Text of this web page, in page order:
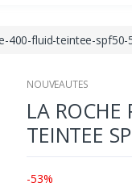
400-fluid-teintee-spf50-
NOUVEAUTES
LA ROCHE
TEINTEE
-53%